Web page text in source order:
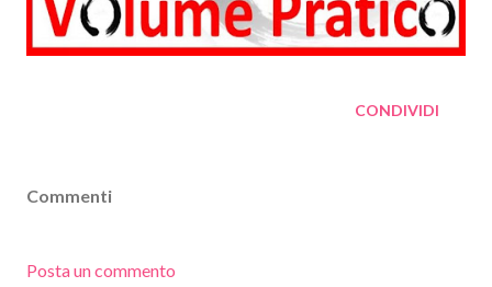
CONDIVIDI
Commenti
Posta un commento